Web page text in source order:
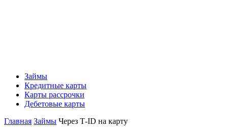
Займы
Кредитные карты
Карты рассрочки
Дебетовые карты
Главная Займы Через Т-ID на карту